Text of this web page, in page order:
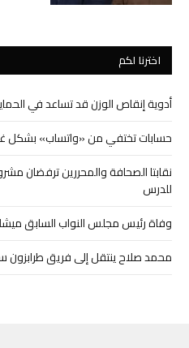
اخترنا لكم
أدوية إنقاص الوزن قد تساعد في
حسابات تختفي من «واتساب» بشكل
نقابتا الصحافة والمحررين ترفضان
للدرس
وفاة رئيس مجلس النواب السابق
محمد صلاح ينتقل إلى فريق طرابزون سبور